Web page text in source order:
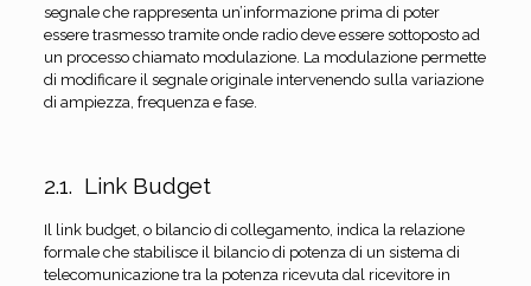
segnale che rappresenta un’informazione prima di poter
essere trasmesso tramite onde radio deve essere sottoposto ad
un processo chiamato modulazione. La modulazione permette
di modificare il segnale originale intervenendo sulla variazione
di ampiezza, frequenza e fase.
2.1. Link Budget
Il link budget, o bilancio di collegamento, indica la relazione
formale che stabilisce il bilancio di potenza di un sistema di
telecomunicazione tra la potenza ricevuta dal ricevitore in